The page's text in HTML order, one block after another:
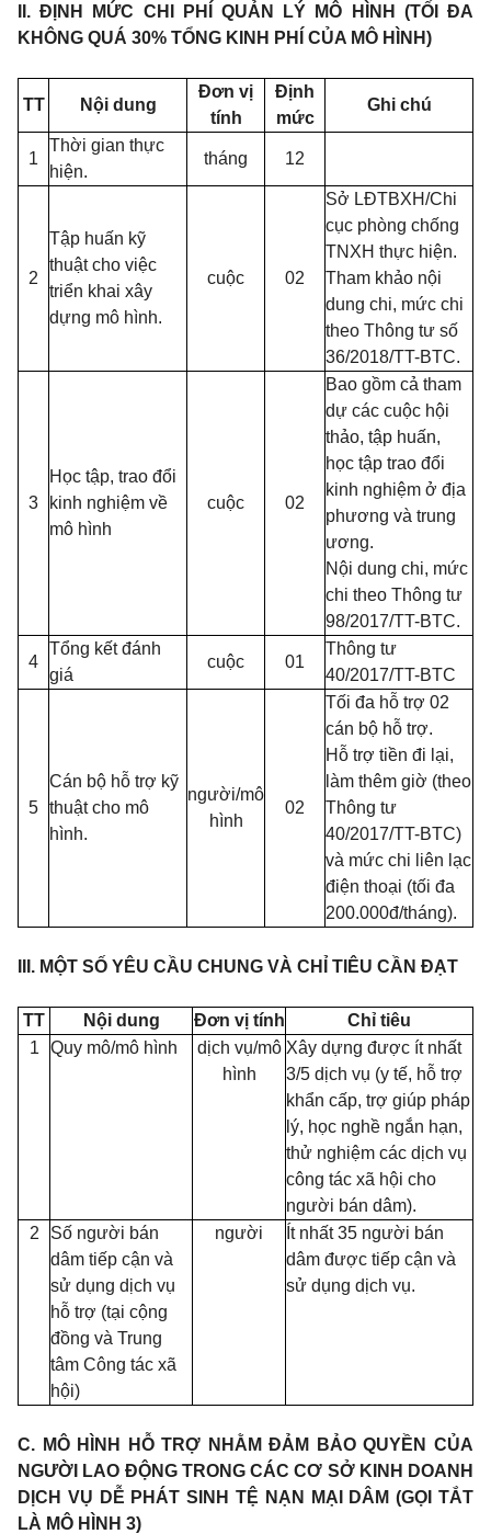
II. ĐỊNH MỨC CHI PHÍ QUẢN LÝ MÔ HÌNH (TỐI ĐA
KHÔNG QUÁ 30% TỔNG KINH PHÍ CỦA MÔ HÌNH)
TT Nội dung
Đơn vị
tính
Định
mức
Ghi chú
1
Thời gian thực
hiện.
tháng 12
2
Tập huấn kỹ
thuật cho việc
triển khai xây
dựng mô hình.
cuộc 02
Sở LĐTBXH/Chi
cục phòng chống
TNXH thực hiện.
Tham khảo nội
dung chi, mức chi
theo Thông tư số
36/2018/TT-BTC.
3
Học tập, trao đổi
kinh nghiệm về
mô hình
cuộc 02
Bao gồm cả tham
dự các cuộc hội
thảo, tập huấn,
học tập trao đổi
kinh nghiệm ở địa
phương và trung
ương.
Nội dung chi, mức
chi theo Thông tư
98/2017/TT-BTC.
4
Tổng kết đánh
giá
cuộc 01
Thông tư
40/2017/TT-BTC
5
Cán bộ hỗ trợ kỹ
thuật cho mô
hình.
người/mô
hình
02
Tối đa hỗ trợ 02
cán bộ hỗ trợ.
Hỗ trợ tiền đi lại,
làm thêm giờ (theo
Thông tư
40/2017/TT-BTC)
và mức chi liên lạc
điện thoại (tối đa
200.000đ/tháng).
III. MỘT SỐ YÊU CẦU CHUNG VÀ CHỈ TIÊU CẦN ĐẠT
TT Nội dung Đơn vị tính
Chỉ tiêu
1
Quy mô/mô hình
dịch vụ/mô
hình
Xây dựng được ít nhất
3/5 dịch vụ (y tế, hỗ trợ
khẩn cấp, trợ giúp pháp
lý, học nghề ngắn hạn,
thử nghiệm các dịch vụ
công tác xã hội cho
người bán dâm).
2
Số người bán
dâm tiếp cận và
sử dụng dịch vụ
hỗ trợ (tại cộng
đồng và Trung
tâm Công tác xã
hội)
người
Ít nhất 35 người bán
dâm được tiếp cận và
sử dụng dịch vụ.
C. MÔ HÌNH HỖ TRỢ NHẰM ĐẢM BẢO QUYỀN CỦA
NGƯỜI LAO ĐỘNG TRONG CÁC CƠ SỞ KINH DOANH
DỊCH VỤ DỄ PHÁT SINH TỆ NẠN MẠI DÂM (GỌI TẮT
LÀ MÔ HÌNH 3)